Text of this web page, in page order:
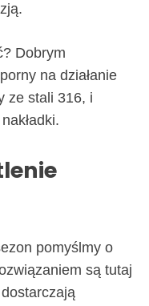
Dobrym
na działanie
ze stali 316, i
pomyślmy o
są tutaj